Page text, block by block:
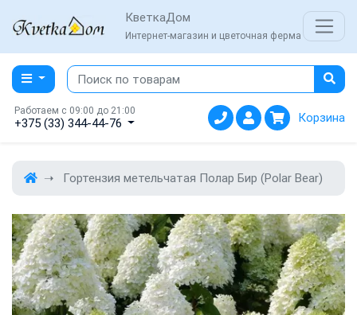
КветкаДом
Интернет-магазин и цветочная ферма
Работаем с 09:00 до 21:00
+375 (33) 344-44-76 Корзина
Гортензия метельчатая Полар Бир (Polar Bear)